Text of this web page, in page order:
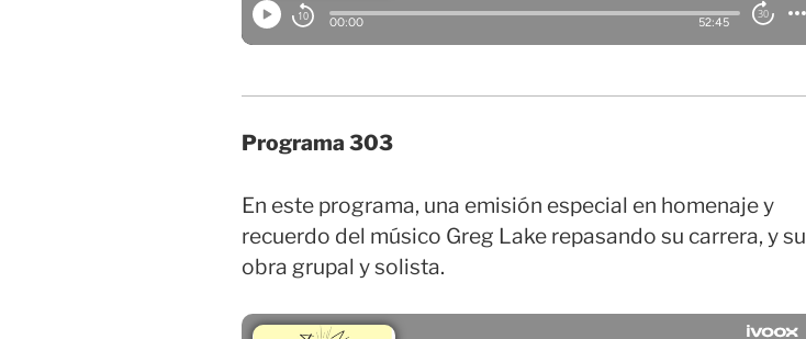
Programa 303
En este programa, una emisión especial en homenaje y
recuerdo del músico Greg Lake repasando su carrera, y su
obra grupal y solista.